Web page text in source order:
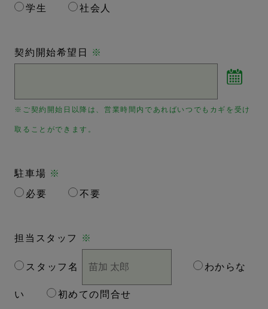
学生
社会人
契約開始希望日 ※
※ご契約開始日以降は、営業時間内であればいつでもカギを受け
取ることができます。
駐車場 ※
必要
不要
担当スタッフ ※
スタッフ名 わからな
い 初めての問合せ